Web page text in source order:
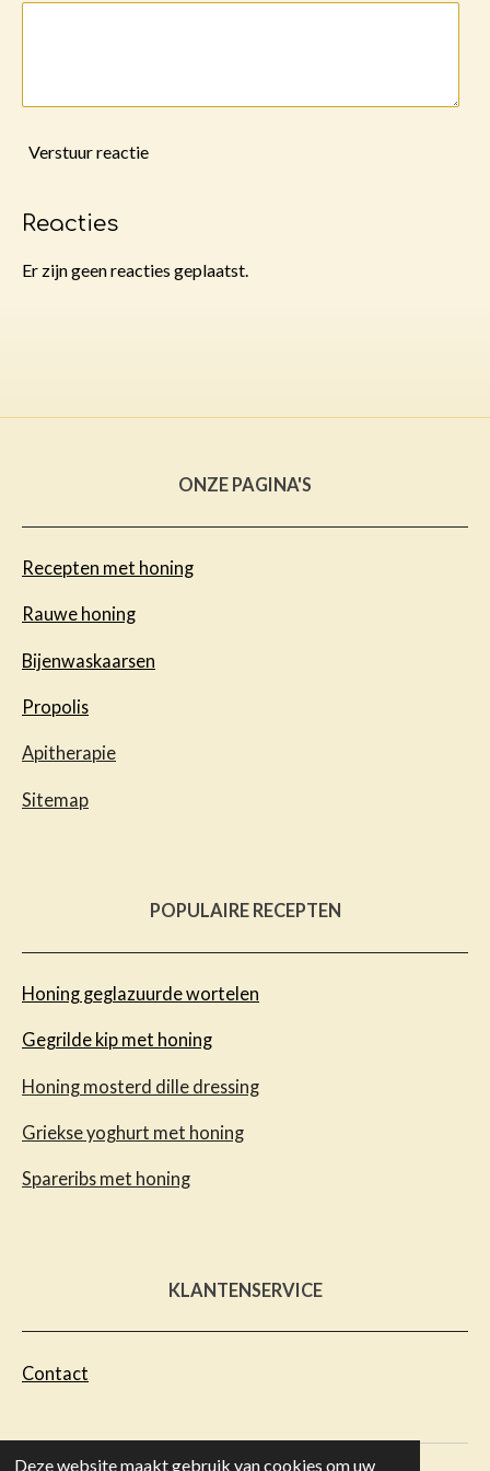
Deze website maakt gebruik van cookies om uw
Verstuur reactie
Reacties
Er zijn geen reacties geplaatst.
ONZE PAGINA'S
Recepten met honing
Rauwe honing
Bijenwaskaarsen
Propolis
Apitherapie
Sitemap
POPULAIRE RECEPTEN
Honing geglazuurde wortelen
Gegrilde kip met honing
Honing mosterd dille dressing
Griekse yoghurt met honing
Spareribs met honing
KLANTENSERVICE
Contact